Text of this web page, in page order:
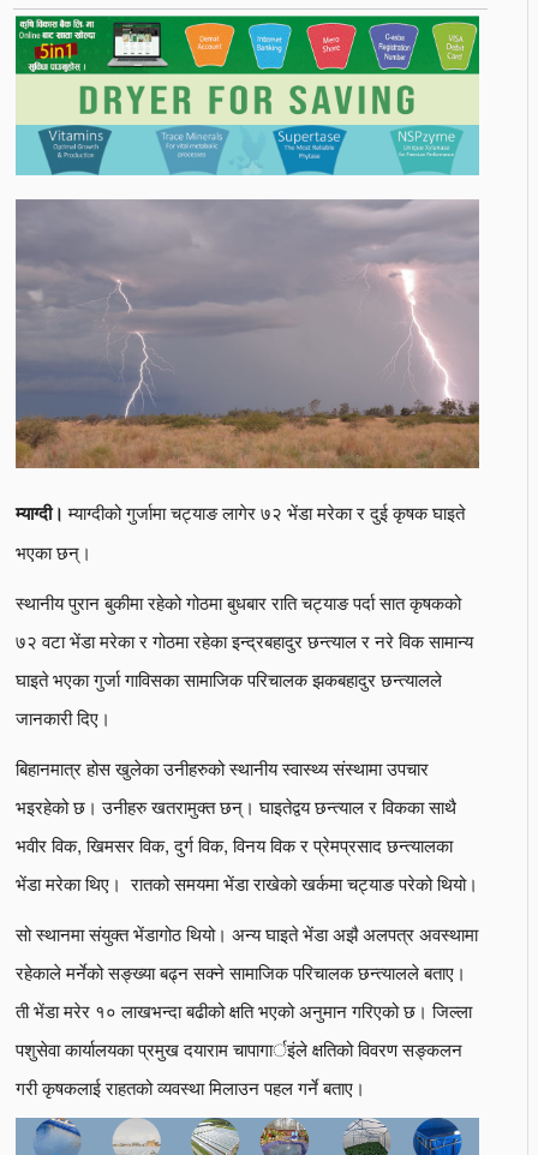
म्याग्दी। म्याग्दीको गुर्जामा चट्याङ लागेर ७२ भेंडा मरेका र दुई कृषक घाइते
भएका छन्।
स्थानीय पुरान बुकीमा रहेको गोठमा बुधबार राति चट्याङ पर्दा सात कृषकको
७२ वटा भेंडा मरेका र गोठमा रहेका इन्द्रबहादुर छन्त्याल र नरे विक सामान्य
घाइते भएका गुर्जा गाविसका सामाजिक परिचालक झकबहादुर छन्त्यालले
जानकारी दिए।
बिहानमात्र होस खुलेका उनीहरुको स्थानीय स्वास्थ्य संस्थामा उपचार
भइरहेको छ। उनीहरु खतरामुक्त छन्। घाइतेद्वय छन्त्याल र विकका साथै
भवीर विक, खिमसर विक, दुर्ग विक, विनय विक र प्रेमप्रसाद छन्त्यालका
भेंडा मरेका थिए। रातको समयमा भेंडा राखेको खर्कमा चट्याङ परेको थियो।
सो स्थानमा संयुक्त भेंडागोठ थियो। अन्य घाइते भेंडा अझै अलपत्र अवस्थामा
रहेकाले मर्नेको सङ्ख्या बढ्न सक्ने सामाजिक परिचालक छन्त्यालले बताए।
ती भेंडा मरेर १० लाखभन्दा बढीको क्षति भएको अनुमान गरिएको छ। जिल्ला
पशुसेवा कार्यालयका प्रमुख दयाराम चापागार्इंले क्षतिको विवरण सङ्कलन
गरी कृषकलाई राहतको व्यवस्था मिलाउन पहल गर्ने बताए।